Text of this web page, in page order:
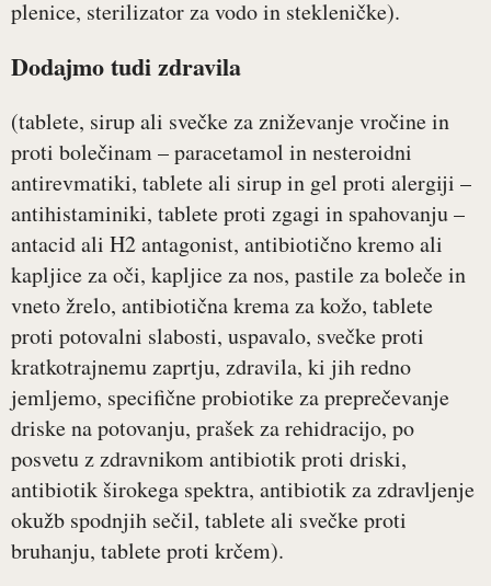
plenice, sterilizator za vodo in stekleničke).
Dodajmo tudi zdravila
(tablete, sirup ali svečke za zniževanje vročine in
proti bolečinam – paracetamol in nesteroidni
antirevmatiki, tablete ali sirup in gel proti alergiji –
antihistaminiki, tablete proti zgagi in spahovanju –
antacid ali H2 antagonist, antibiotično kremo ali
kapljice za oči, kapljice za nos, pastile za boleče in
vneto žrelo, antibiotična krema za kožo, tablete
proti potovalni slabosti, uspavalo, svečke proti
kratkotrajnemu zaprtju, zdravila, ki jih redno
jemljemo, specifične probiotike za preprečevanje
driske na potovanju, prašek za rehidracijo, po
posvetu z zdravnikom antibiotik proti driski,
antibiotik širokega spektra, antibiotik za zdravljenje
okužb spodnjih sečil, tablete ali svečke proti
bruhanju, tablete proti krčem).